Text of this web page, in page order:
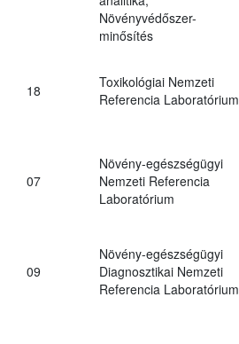
Növényvédőszer-
minősítés
18
Toxikológiai Nemzeti
Referencia Laboratórium
07
Növény-egészségügyi
Nemzeti Referencia
Laboratórium
09
Növény-egészségügyi
Diagnosztikai Nemzeti
Referencia Laboratórium